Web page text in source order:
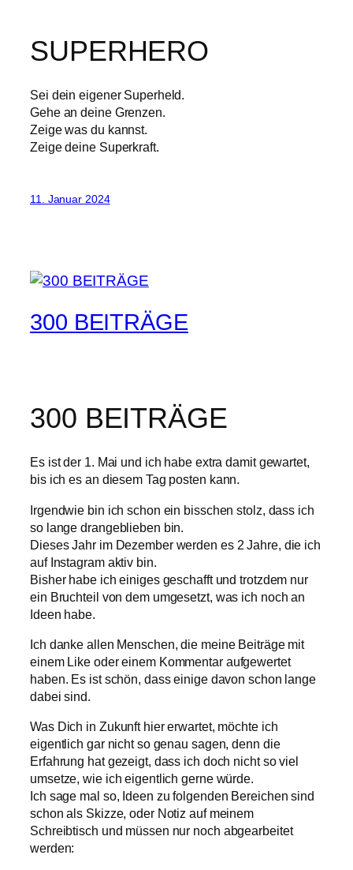
SUPERHERO
Sei dein eigener Superheld.
Gehe an deine Grenzen.
Zeige was du kannst.
Zeige deine Superkraft.
11. Januar 2024
300 BEITRÄGE
300 BEITRÄGE
Es ist der 1. Mai und ich habe extra damit gewartet,
bis ich es an diesem Tag posten kann.
Irgendwie bin ich schon ein bisschen stolz, dass ich
so lange drangeblieben bin.
Dieses Jahr im Dezember werden es 2 Jahre, die ich
auf Instagram aktiv bin.
Bisher habe ich einiges geschafft und trotzdem nur
ein Bruchteil von dem umgesetzt, was ich noch an
Ideen habe.
Ich danke allen Menschen, die meine Beiträge mit
einem Like oder einem Kommentar aufgewertet
haben. Es ist schön, dass einige davon schon lange
dabei sind.
Was Dich in Zukunft hier erwartet, möchte ich
eigentlich gar nicht so genau sagen, denn die
Erfahrung hat gezeigt, dass ich doch nicht so viel
umsetze, wie ich eigentlich gerne würde.
Ich sage mal so, Ideen zu folgenden Bereichen sind
schon als Skizze, oder Notiz auf meinem
Schreibtisch und müssen nur noch abgearbeitet
werden: